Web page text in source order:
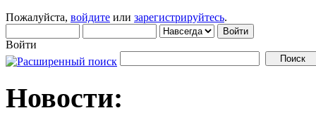
Пожалуйста, войдите или зарегистрируйтесь.
Войти
Новости: